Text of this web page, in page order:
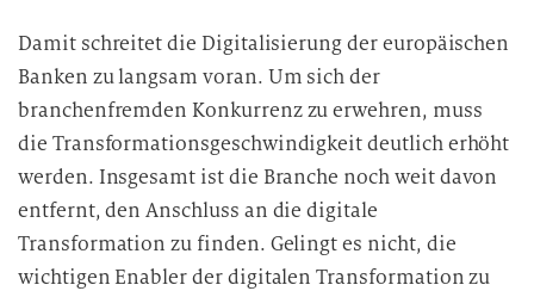
Damit schreitet die Digitalisierung der europäischen
Banken zu langsam voran. Um sich der
branchenfremden Konkurrenz zu erwehren, muss
die Transformationsgeschwindigkeit deutlich erhöht
werden. Insgesamt ist die Branche noch weit davon
entfernt, den Anschluss an die digitale
Transformation zu finden. Gelingt es nicht, die
wichtigen Enabler der digitalen Transformation zu